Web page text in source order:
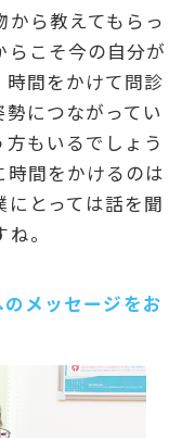
ら教えてもらっ
らこそ今の自分が
時間をかけて問診
につながってい
もいるでしょう
時間をかけるのは
とっては話を聞
。
メッセージをお